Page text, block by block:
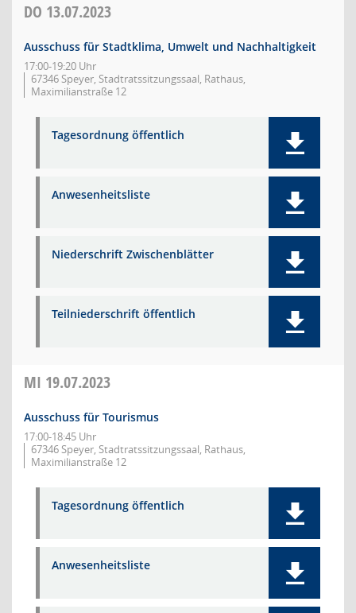
DO 13.07.2023
Ausschuss für Stadtklima, Umwelt und Nachhaltigkeit
17:00-19:20 Uhr
67346 Speyer, Stadtratssitzungssaal, Rathaus,
Maximilianstraße 12
Tagesordnung öffentlich
Anwesenheitsliste
Niederschrift Zwischenblätter
Teilniederschrift öffentlich
MI 19.07.2023
Ausschuss für Tourismus
17:00-18:45 Uhr
67346 Speyer, Stadtratssitzungssaal, Rathaus,
Maximilianstraße 12
Tagesordnung öffentlich
Anwesenheitsliste